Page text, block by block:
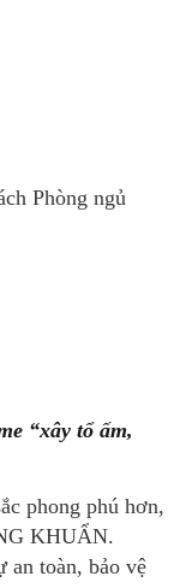
Phòng ngủ
“xây tổ ấm,
phong phú hơn,
KHUẨN.
an toàn, bảo vệ